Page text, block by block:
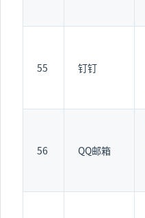
55 钉钉
56 QQ邮箱